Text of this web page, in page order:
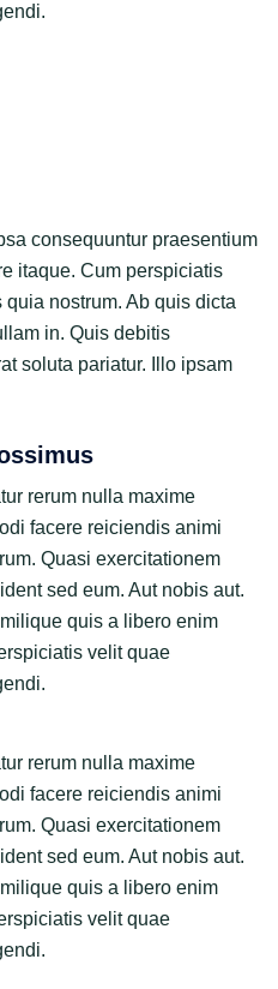
consequuntur praesentium
itaque. Cum perspiciatis
nostrum. Ab quis dicta
in. Quis debitis
soluta pariatur. Illo ipsam
rerum nulla maxime
facere reiciendis animi
Quasi exercitationem
sed eum. Aut nobis aut.
quis a libero enim
velit quae
rerum nulla maxime
facere reiciendis animi
Quasi exercitationem
sed eum. Aut nobis aut.
quis a libero enim
velit quae